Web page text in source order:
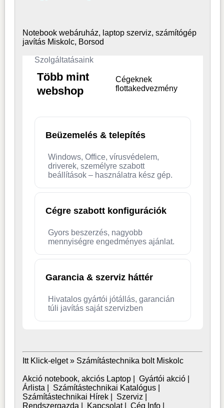
Notebook webáruház, laptop szerviz, számítógép
javítás Miskolc, Borsod
Szolgáltatásaink
Több mint
webshop
Cégeknek
flottakedvezmény
Beüzemelés & telepítés
Windows, Office, vírusvédelem,
driverek, személyre szabott
beállítások – használatra kész gép.
Cégre szabott konfigurációk
Gyors beszerzés, nagyobb
mennyiségre engedményes ajánlat.
Garancia & szerviz háttér
Hivatalos gyártói jótállás, garancián
túli javítás saját szervizben
Itt Klick-elget » Számítástechnika bolt Miskolc
Akció notebook, akciós Laptop |Gyártói akció
Árlista
Számítástechnikai Katalógus
Számítástechnikai Hírek
Szerviz
Rendszergazda
Kapcsolat|Cég Info